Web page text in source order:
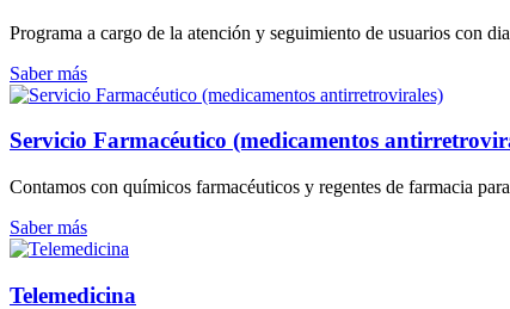
Programa a cargo de la atención y seguimiento de usuarios con
Saber más
Servicio Farmacéutico (medicamentos
Contamos con químicos farmacéuticos y regentes de farmacia
Saber más
Telemedicina